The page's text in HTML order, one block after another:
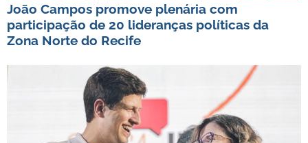
João Campos promove plenária com
participação de 20 lideranças políticas da
Zona Norte do Recife